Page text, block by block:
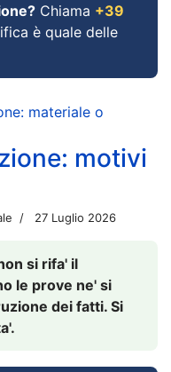
Chiama +39
è quale delle
materiale o
motivi
27 Luglio 2026
si rifa' il
le prove ne' si
dei fatti. Si